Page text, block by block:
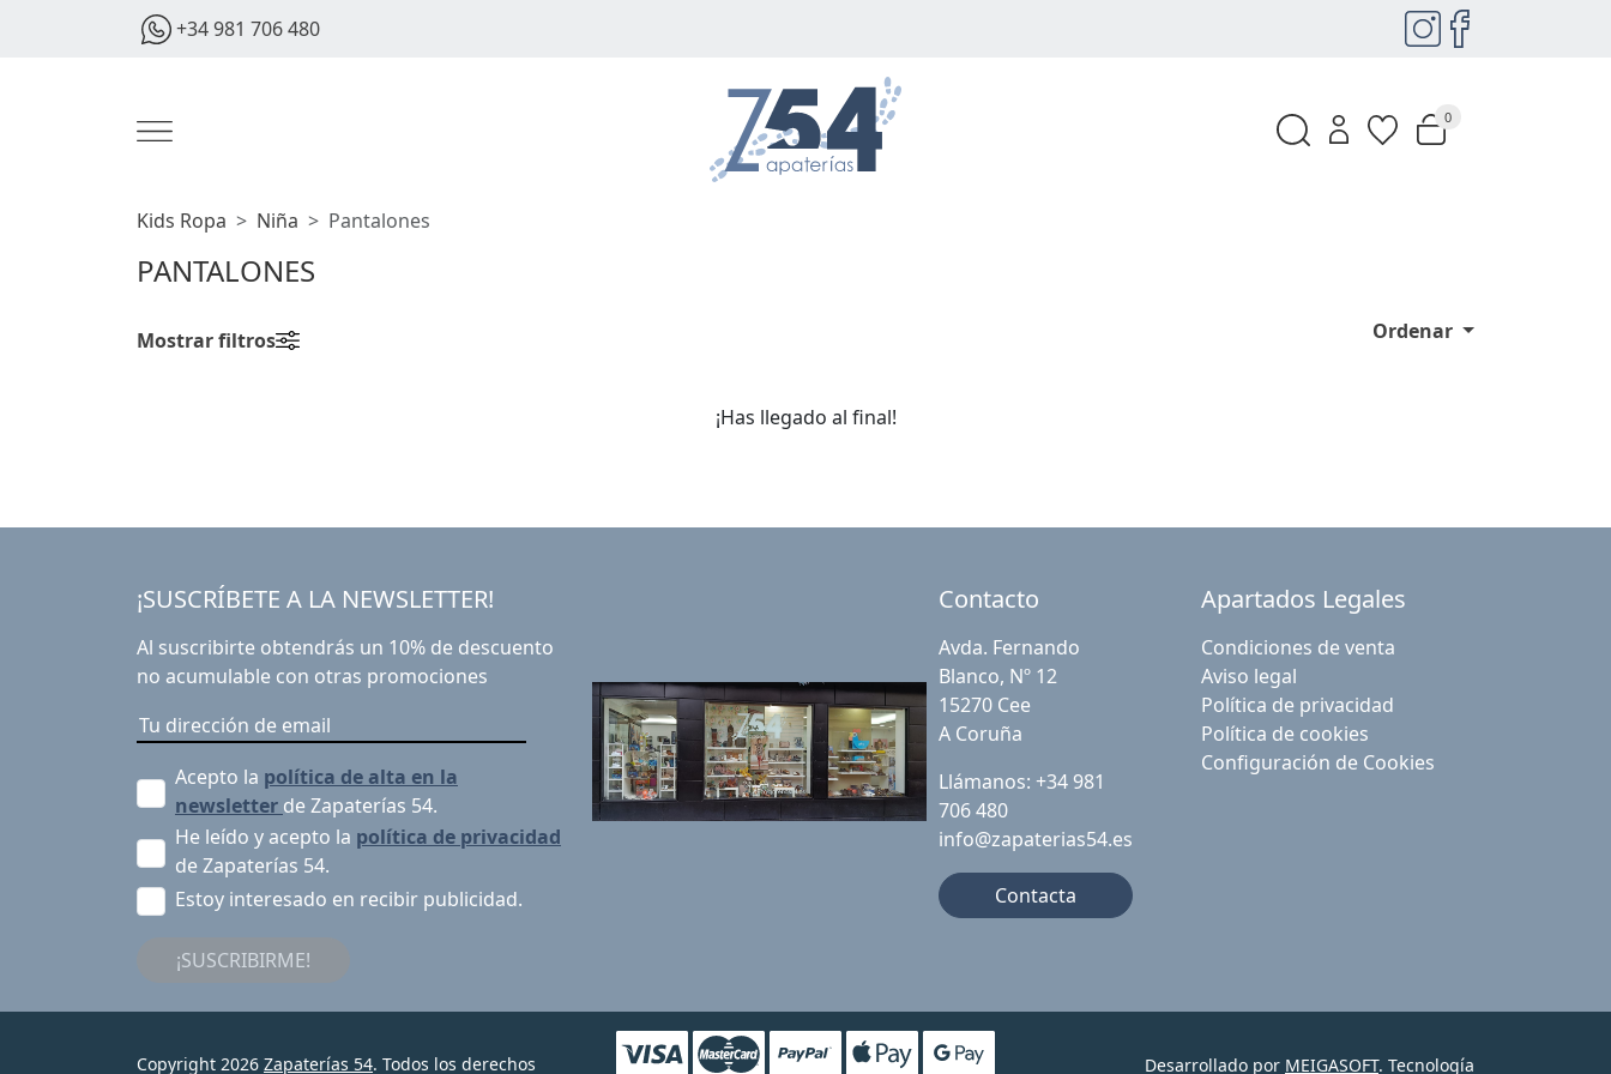
+34 981 706 480
0
Kids Ropa Niña Pantalones
PANTALONES
Mostrar filtros Ordenar
¡Has llegado al final!
¡SUSCRÍBETE A LA NEWSLETTER!
Al suscribirte obtendrás un 10% de descuento
no acumulable con otras promociones
Acepto la política de alta en la
newsletter de Zapaterías 54.
He leído y acepto la política de privacidad
de Zapaterías 54.
Estoy interesado en recibir publicidad.
¡SUSCRIBIRME!
Contacto
Avda. Fernando
Blanco, Nº 12
15270 Cee
A Coruña
Llámanos: +34 981
706 480
info@zapaterias54.es
Contacta
Apartados Legales
Condiciones de venta
Aviso legal
Política de privacidad
Política de cookies
Configuración de Cookies
Copyright 2026 Zapaterías 54. Todos los derechos Desarrollado por MEIGASOFT. Tecnología